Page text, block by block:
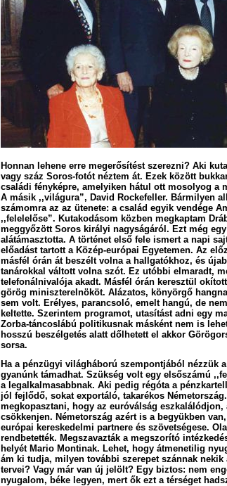
Honnan lehene erre megerősítést szerezni? Aki
vagy száz Soros-fotót néztem át. Ezek között
családi fényképre, amelyiken hátul ott mosolyog a
A másik ,,világura”, David Rockefeller. Bármilyen
számomra az az ütenete: a család egyik vendége
,,felelelőse”. Kutakodásom közben megkaptam
meggyőzött Soros királyi nagyságáról. Ezt még
alátámasztotta. A történet első fele ismert a napi
előadást tartott a Közép-európai Egyetemen. Az
másfél órán át beszélt volna a hallgatókhoz, és
tanárokkal váltott volna szót. Ez utóbbi elmaradt,
telefonálnivalója akadt. Másfél órán keresztül
görög miniszterelnököt. Alázatos, könyörgő
sem volt. Erélyes, parancsoló, emelt hangú, de
keltette. Szerintem programot, utasítást adni egy
Zorba-táncoslábú politikusnak másként nem is
hosszú beszélgetés alatt dőlhetett el akkor
sorsa.
Ha a pénzügyi világháború szempontjából nézzük
gyanúnk támadhat. Szükség volt egy elsőszámú
a legalkalmasabbnak. Aki pedig régóta a
jól fejlődő, sokat exportáló, takarékos
megkopasztani, hogy az euróválság eszkalálódjon,
csökkenjen. Németország azért is a begyükben
európai kereskedelmi partnere és szövetségese.
rendbetették. Megszavazták a megszorító
helyét Mario Montinak. Lehet, hogy átmenetilig
ám ki tudja, milyen további szerepet szánnak
tervei? Vagy már van új jelölt? Egy biztos: nem
nyugalom, béke legyen, mert ők ezt a térséget